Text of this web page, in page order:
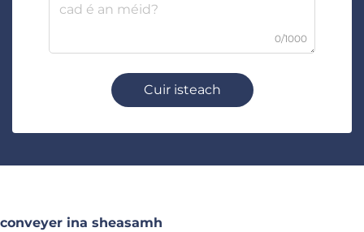
0/1000
Cuir isteach
conveyer ina sheasamh